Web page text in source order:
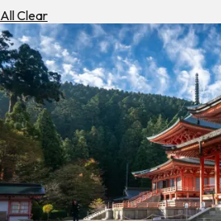
を
見
る
All Clear